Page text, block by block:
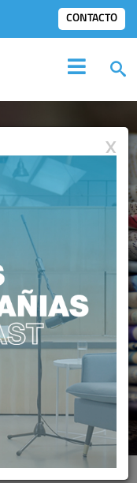
CONTACTO
X